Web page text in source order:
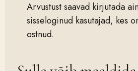
Arvustust saavad kirjutada
sisseloginud kasutajad, kes
ostnud.